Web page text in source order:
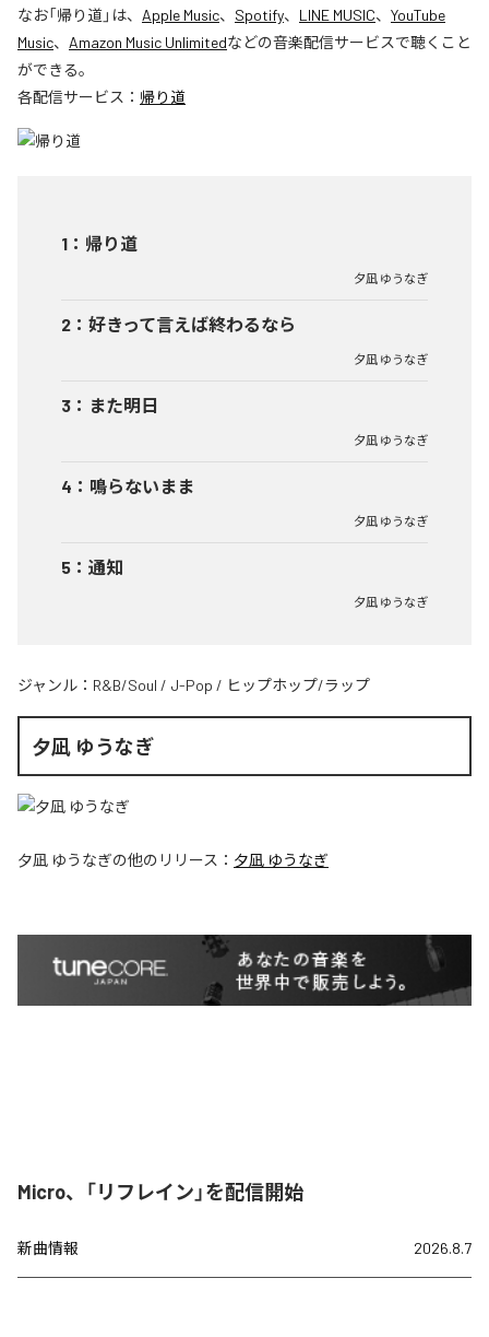
なお「帰り道」は、 Apple Music、 Spotify、 LINE MUSIC、 YouTube
Music、 Amazon Music Unlimitedなどの音楽配信サービスで聴くこと
ができる。
各配信サービス： 帰り道
1 ： 帰り道
夕凪 ゆうなぎ
2 ： 好きって言えば終わるなら
夕凪 ゆうなぎ
3 ： また明日
夕凪 ゆうなぎ
4 ： 鳴らないまま
夕凪 ゆうなぎ
5 ： 通知
夕凪 ゆうなぎ
ジャンル： R&B/Soul / J-Pop / ヒップホップ/ラップ
夕凪 ゆうなぎ
夕凪 ゆうなぎの他のリリース： 夕凪 ゆうなぎ
Micro、「リフレイン」を配信開始
新曲情報 2026.8.7